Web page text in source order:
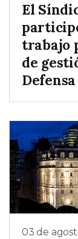
El
trabajo
de
Defensa
03 de